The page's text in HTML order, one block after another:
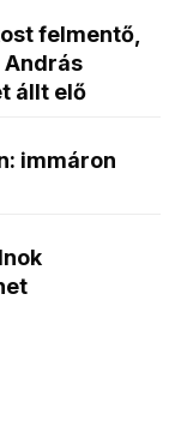
felmentő,
András
állt elő
immáron